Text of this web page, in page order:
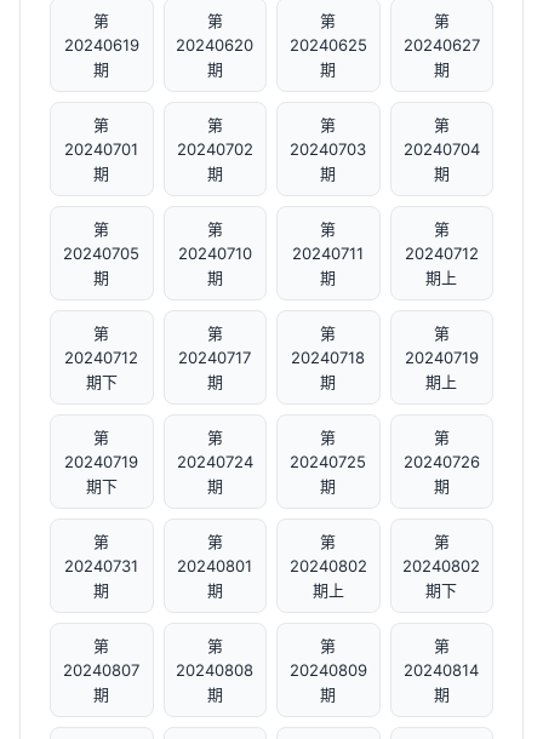
第
20240619
期
第
20240620
期
第
20240625
期
第
20240627
期
第
20240701
期
第
20240702
期
第
20240703
期
第
20240704
期
第
20240705
期
第
20240710
期
第
20240711
期
第
20240712
期上
第
20240712
期下
第
20240717
期
第
20240718
期
第
20240719
期上
第
20240719
期下
第
20240724
期
第
20240725
期
第
20240726
期
第
20240731
期
第
20240801
期
第
20240802
期上
第
20240802
期下
第
20240807
期
第
20240808
期
第
20240809
期
第
20240814
期